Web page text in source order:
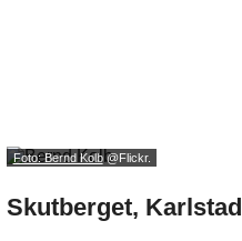
Foto: Bernd Kolb@Flickr.
Skutberget, Karlstad